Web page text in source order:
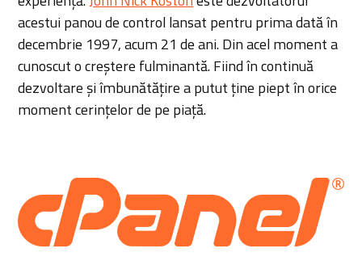
acestui panou de control lansat pentru prima dată în
decembrie 1997, acum 21 de ani. Din acel moment a
cunoscut o creștere fulminantă. Fiind în continuă
dezvoltare și îmbunătățire a putut ține piept în orice
moment cerințelor de pe piață.